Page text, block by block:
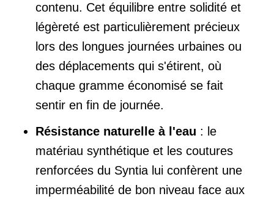
contenu. Cet équilibre entre solidité et
légèreté est particulièrement précieux
lors des longues journées urbaines ou
des déplacements qui s'étirent, où
chaque gramme économisé se fait
sentir en fin de journée.
Résistance naturelle à l'eau : le
matériau synthétique et les coutures
renforcées du Syntia lui confèrent une
imperméabilité de bon niveau face aux